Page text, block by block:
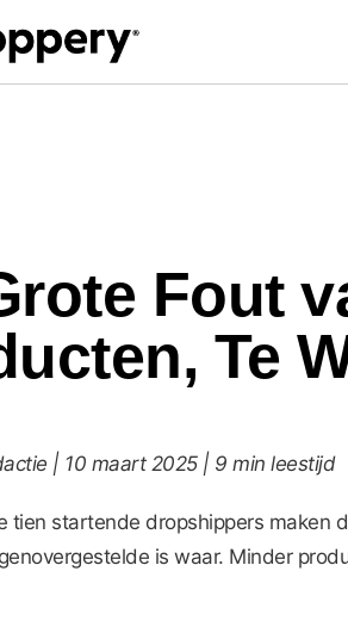
Fout
Te
| 10 maart 2025 | 9 min leestijd
tien startende dropshippers maken
is waar. Minder